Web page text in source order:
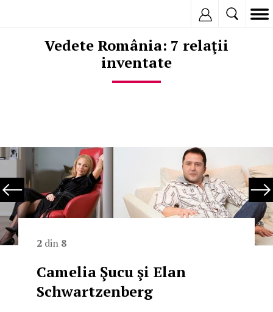
Vedete România: 7 relaţii
inventate
2 din 8
Camelia Şucu şi Elan
Schwartzenberg